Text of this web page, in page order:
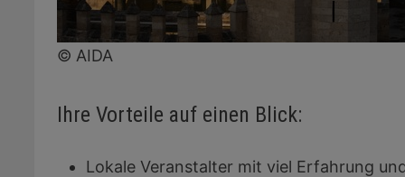
© AIDA
Ihre Vorteile auf einen Blick:
Lokale Veranstalter mit viel Erfahrung